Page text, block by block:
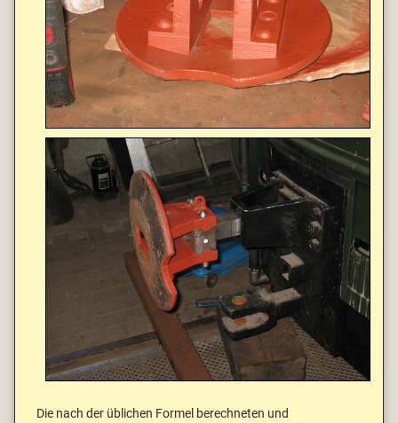
Die nach der üblichen Formel berechneten und